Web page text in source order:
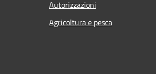
Autorizzazioni
Agricoltura e pesca